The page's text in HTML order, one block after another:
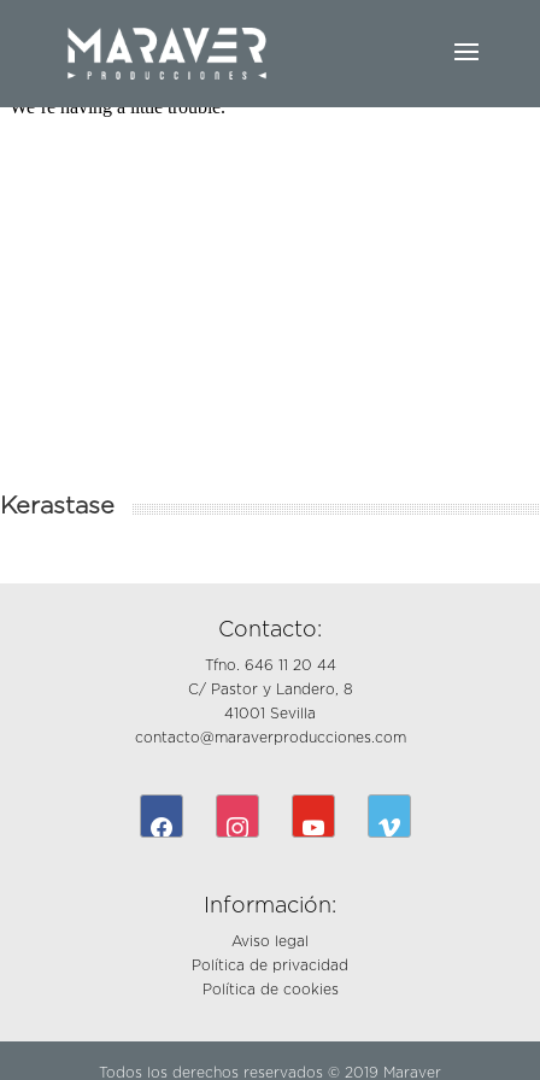
Kerastase
Contacto:
Tfno. 646 11 20 44
C/ Pastor y Landero, 8
41001 Sevilla
contacto@maraverproducciones.com
Información:
Aviso legal
Política de privacidad
Política de cookies
Todos los derechos reservados © 2019 Maraver